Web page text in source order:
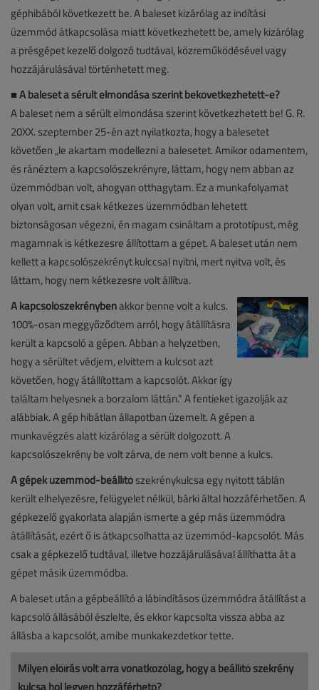
géphibából következett be. A baleset kizárólag az indítási
üzemmód átkapcsolása miatt következhetett be, amely kizárólag
a présgépet kezelő dolgozó tudtával, közreműködésével vagy
hozzájárulásával történhetett meg.
■ A baleset a sérült elmondása szerint bekövetkezhetett-e?
A baleset nem a sérült elmondása szerint következhetett be! G. R.
20XX. szeptember 25-én azt nyilatkozta, hogy a balesetet
követően „le akartam modellezni a balesetet. Amikor odamentem,
és ránéztem a kapcsolószekrényre, láttam, hogy nem abban az
üzemmódban volt, ahogyan otthagytam. Ez a munkafolyamat
olyan volt, amit csak kétkezes üzemmódban lehetett
biztonságosan végezni, én magam csináltam a prototípust, még
magamnak is kétkezesre állítottam a gépet. A baleset után nem
kellett a kapcsolószekrényt kulccsal nyitni, mert nyitva volt, és
láttam, hogy nem kétkezesre volt állítva.
A kapcsolószekrénybenakkor benne volt a kulcs.
100%-osan meggyőződtem arról, hogy átállításra
került a kapcsoló a gépen. Abban a helyzetben,
hogy a sérültet védjem, elvittem a kulcsot azt
követően, hogy átállítottam a kapcsolót. Akkor így
találtam helyesnek a borzalom láttán.” A fentieket igazolják az
alábbiak. A gép hibátlan állapotban üzemelt. A gépen a
munkavégzés alatt kizárólag a sérült dolgozott. A
kapcsolószekrény be volt zárva, de nem volt benne a kulcs.
A gépek üzemmód-beállítószekrénykulcsa egy nyitott táblán
került elhelyezésre, felügyelet nélkül, bárki által hozzáférhetően. A
gépkezelő gyakorlata alapján ismerte a gép más üzemmódra
átállítását, ezért ő is átkapcsolhatta az üzemmód-kapcsolót. Más
csak a gépkezelő tudtával, illetve hozzájárulásával állíthatta át a
gépet másik üzemmódba.
A baleset után a gépbeállító a lábindításos üzemmódra átállítást a
kapcsoló állásából észlelte, és ekkor kapcsolta vissza abba az
állásba a kapcsolót, amibe munkakezdetkor tette.
Milyen előírás volt arra vonatkozólag, hogy a beállító szekrény
kulcsa hol legyen hozzáférhető?